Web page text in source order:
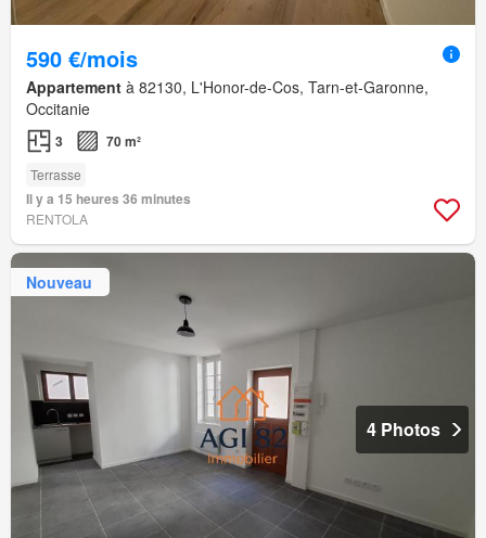
590 €/mois
Appartement à 82130, L'Honor-de-Cos, Tarn-et-Garonne,
Occitanie
3 70 m²
Terrasse
Il y a 15 heures 36 minutes
RENTOLA
Nouveau
4 Photos